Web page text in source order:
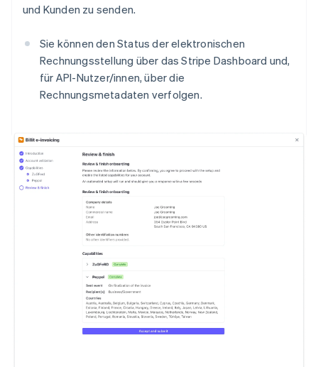
und Kunden zu senden.
Sie können den Status der elektronischen
Rechnungsstellung über das Stripe Dashboard und,
für API-Nutzer/innen, über die
Rechnungsmetadaten verfolgen.